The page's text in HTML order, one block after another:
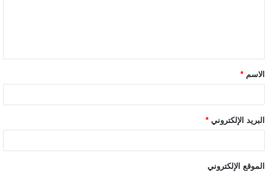
الاسم *
البريد الإلكتروني *
الموقع الإلكتروني